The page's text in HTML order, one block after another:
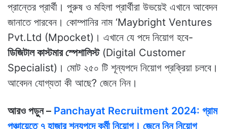
প্রান্তের প্রার্থী। পুরুষ ও মহিলা প্রার্থীরা উভয়েই এখানে আবেদন
জানাতে পারবেন। কোম্পানির নাম ‘Maybright Ventures
Pvt.Ltd (Mpocket)। এখানে যে পদে নিয়োগ হবে-
ডিজিটাল কাস্টমার স্পেশালিস্ট(Digital Customer
Specialist)। মোট ২৫০ টি শূন্যপদে নিয়োগ প্রক্রিয়া চলবে।
আবেদন যোগ্যতা কী আছে? জেনে নিন।
আরও পড়ুন – Panchayat Recruitment 2024: গ্রাম
পঞ্চায়েতে ৭ হাজার শূন্যপদে কর্মী নিয়োগ। জেনে নিন নিয়োগ